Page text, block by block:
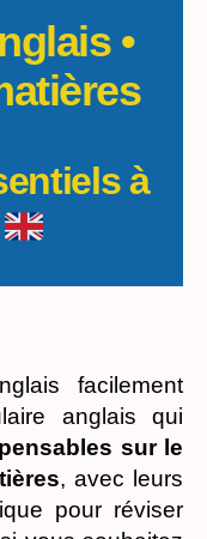
matières •
à
facilement
anglais qui
sur le
, avec leurs
pour réviser